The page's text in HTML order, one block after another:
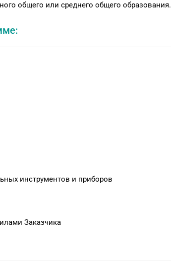
общего или среднего общего образования.
инструментов и приборов
Заказчика